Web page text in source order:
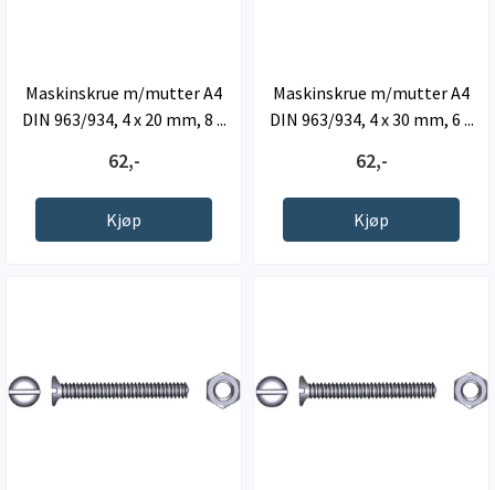
Maskinskrue m/mutter A4
DIN 963/934, 4 x 20 mm, 8 ...
62,-
Kjøp
Maskinskrue m/mutter A4
DIN 963/934, 4 x 30 mm, 6 ...
62,-
Kjøp